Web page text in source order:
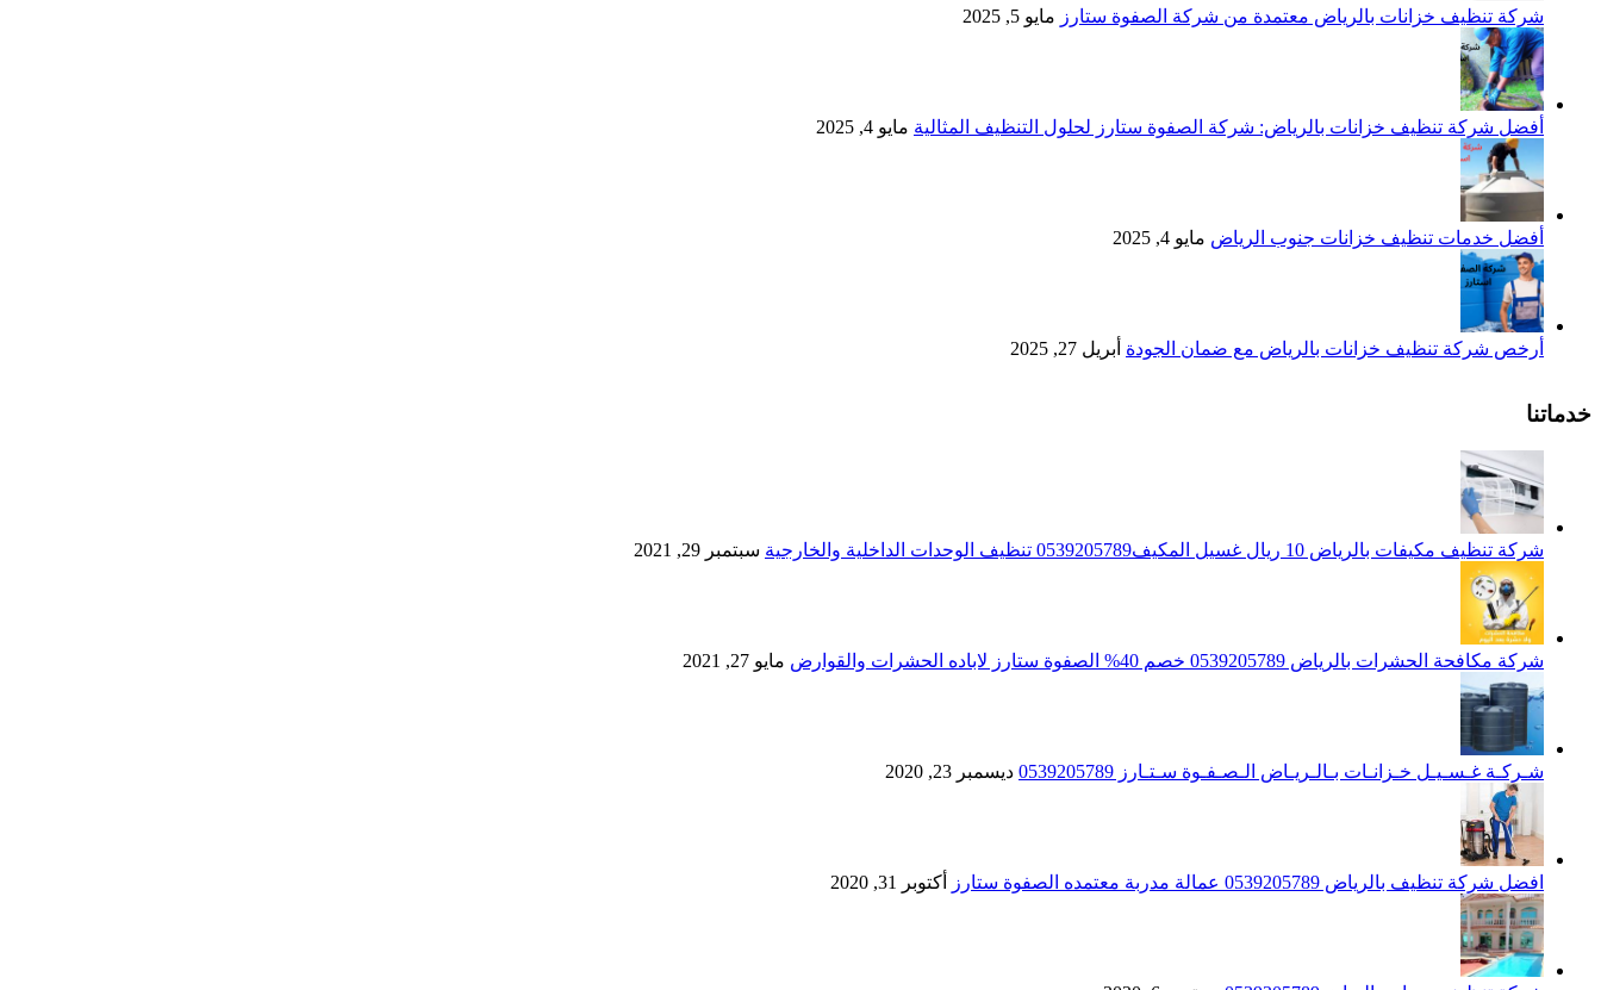
شركة تنظيف خزانات بالرياض معتمدة من شركة الصفوة ستارز مايو 5, 2025
أفضل شركة تنظيف خزانات بالرياض: شركة الصفوة ستارز لحلول التنظيف المثالية مايو 4, 2025
أفضل خدمات تنظيف خزانات جنوب الرياض مايو 4, 2025
أرخص شركة تنظيف خزانات بالرياض مع ضمان الجودة أبريل 27, 2025
خدماتنا
شركة تنظيف مكيفات بالرياض 10 ريال غسيل المكيف0539205789 تنظيف الوحدات الداخلية والخارجية سبتمبر 29, 2021
شركة مكافحة الحشرات بالرياض 0539205789 خصم 40% الصفوة ستارز لاباده الحشرات والقوارض مايو 27, 2021
شـركـة غـسـيـل خـزانـات بـالـريـاض الـصـفـوة سـتـارز 0539205789 ديسمبر 23, 2020
افضل شركة تنظيف بالرياض 0539205789 عمالة مدربة معتمده الصفوة ستارز أكتوبر 31, 2020